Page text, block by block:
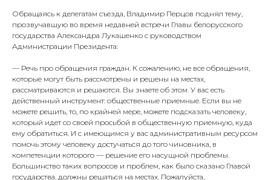
Обращаясь к делегатам съезда, Владимир Перцов поднял тему,
прозвучавшую во время недавней встречи Главы белорусского
государства Александра Лукашенко с руководством
Администрации Президента:
— Речь про обращения граждан. К сожалению, не все обращения,
которые могут быть рассмотрены и решены на местах,
рассматриваются и решаются. Вы знаете об этом. У вас есть
действенный инструмент: общественные приемные. Если вы не
можете решить, то, по крайней мере, можете подсказать человеку,
который идет со своей просьбой в общественную приемную, куда
ему обратиться. И с имеющимся у вас административным ресурсом
помочь этому человеку достучаться до того чиновника, в
компетенции которого — решение его насущной проблемы.
Большинство таких вопросов и проблем, как было сказано Главой
государства, должны решаться на местах. Пожалуйста,